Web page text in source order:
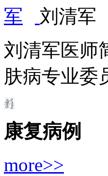
刘清军
刘清军医师
肤病专业委
康复病例
more>>